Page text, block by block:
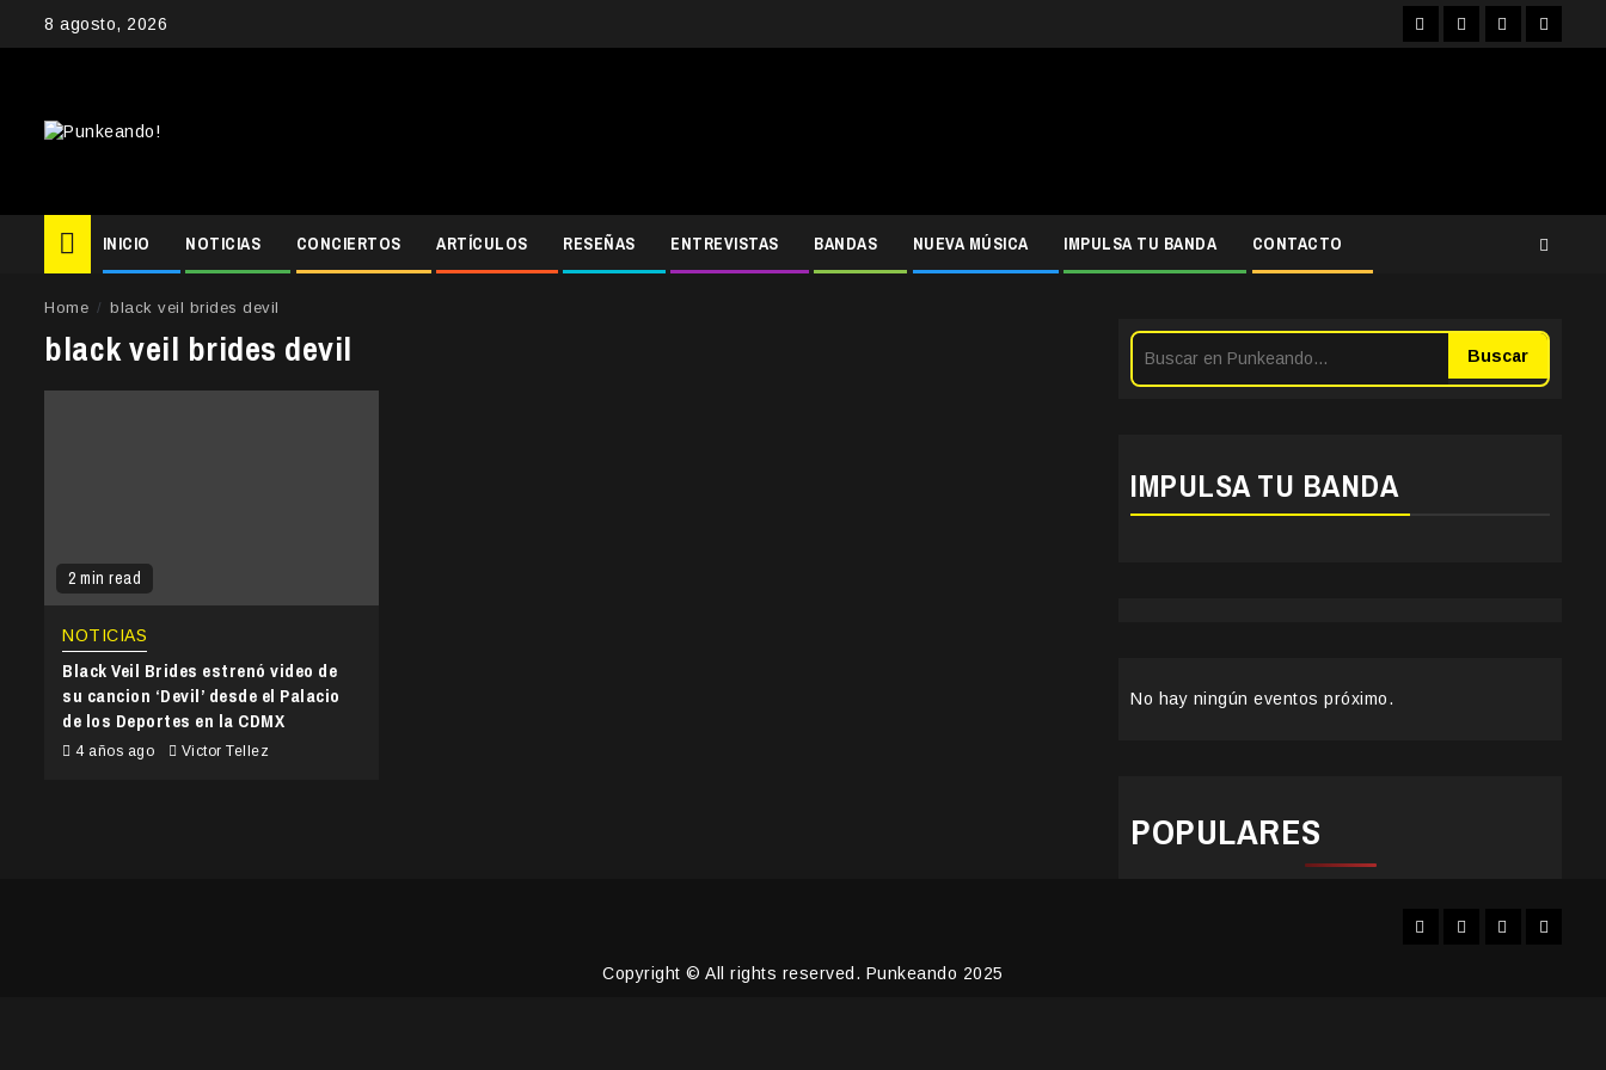
8 agosto, 2026 FacebookInstagram
YouTubeTwitter
INICIO NOTICIAS CONCIERTOS ARTÍCULOS RESEÑAS ENTREVISTAS BANDAS NUEVA MÚSICA IMPULSA TU BANDA CONTACTO
Home black veil brides devil
black veil brides devil
2 min read
NOTICIAS
Black Veil Brides estrenó video de
su cancion ‘Devil’ desde el Palacio
de los Deportes en la CDMX
4 años ago Victor Tellez
Buscar
IMPULSA TU BANDA
No hay ningún eventos próximo.
POPULARES
FacebookInstagram
YouTubeTwitter
Copyright © All rights reserved. Punkeando 2025